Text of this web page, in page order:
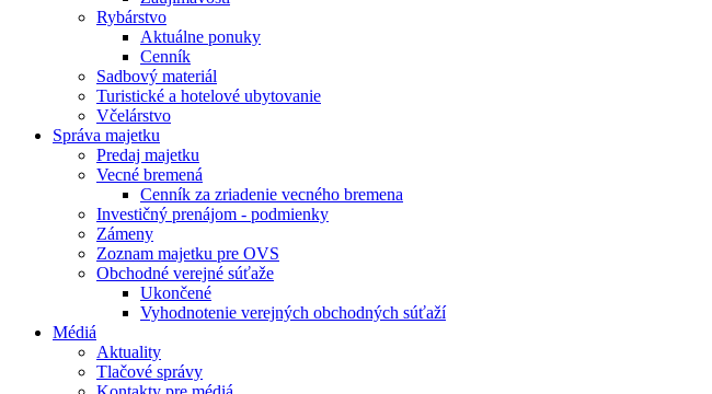
Rybárstvo
Aktuálne ponuky
Cenník
Sadbový materiál
Turistické a hotelové ubytovanie
Včelárstvo
Správa majetku
Predaj majetku
Vecné bremená
Cenník za zriadenie vecného bremena
Investičný prenájom - podmienky
Zámeny
Zoznam majetku pre OVS
Obchodné verejné súťaže
Ukončené
Vyhodnotenie verejných obchodných súťaží
Médiá
Aktuality
Tlačové správy